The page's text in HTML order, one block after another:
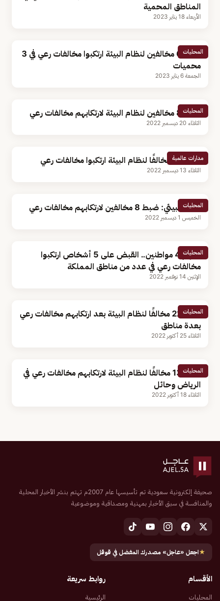
المناطق المحمية
الأربعاء 18 يناير 2023
المحليات
ضبط 6 مخالفين لنظام البيئة ارتكبوا مخالفات رعي في 3
محميات
الجمعة 6 يناير 2023
المحليات
ضبط 8 مخالفين لنظام البيئة لارتكابهم مخالفات رعي
الثلاثاء 20 ديسمبر 2022
مدارات عالمية
ضبط 13 مخالفًا لنظام البيئة ارتكبوا مخالفات رعي
الثلاثاء 13 ديسمبر 2022
المحليات
الأمن البيئي: ضبط 8 مخالفين لارتكابهم مخالفات رعي
الخميس 1 ديسمبر 2022
المحليات
بينهم 4 مواطنين.. القبض على 5 أشخاص ارتكبوا
مخالفات رعي في عدد من مناطق المملكة
الإثنين 14 نوفمبر 2022
المحليات
ضبط 22 مخالفًا لنظام البيئة بعد ارتكابهم مخالفات رعي
بعدة مناطق
الثلاثاء 25 أكتوبر 2022
المحليات
ضبط 13 مخالفًا لنظام البيئة لارتكابهم مخالفات رعي في
الرياض وحائل
الثلاثاء 18 أكتوبر 2022
صحيفة إلكترونية سعودية تم تأسيسها عام 2007م تهتم بنشر الأخبار المحلية
والمنافسة في سبق الأخبار بمهنية ومصداقية وموضوعية
★اجعل «عاجل» مصدرك المفضل في قوقل
الأقسام
المحليات
روابط سريعة
الرئيسية